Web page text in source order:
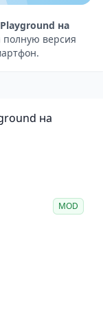
часто
интернет-
— Obunga),
чрезвычайно
игрока
созданные
просто
In Playground,
сути, берет
его в
на
полную версия
на
MOD